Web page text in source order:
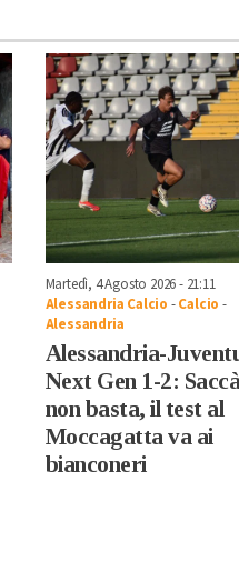
Martedì, 4 Agosto 2026 - 21:11
Alessandria Calcio -Calcio -
Alessandria
Alessandria-
Next Gen 1-2:
non basta, il test al
Moccagatta va ai
bianconeri